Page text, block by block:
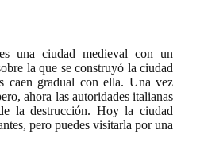
una ciudad medieval con un
la que se construyó la ciudad
caen gradual con ella. Una vez
ahora las autoridades italianas
la destrucción. Hoy la ciudad
pero puedes visitarla por una